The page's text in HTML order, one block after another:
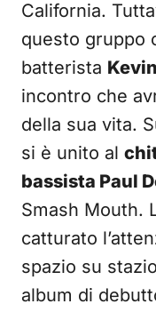
California.
questo gruppo
batterista
incontro che
della sua vita.
si è unito al
bassista Paul
Smash Mouth.
catturato
spazio su
album di